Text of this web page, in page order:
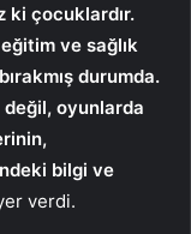
ki çocuklardır.
ve sağlık
durumda.
oyunlarda
bilgi ve
verdi.